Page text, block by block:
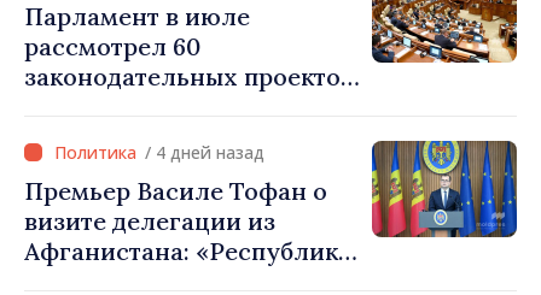
Парламент в июле
рассмотрел 60
законодательных проектов
/ 4 дней назад
Премьер Василе Тофан о
визите делегации из
Афганистана: «Республика